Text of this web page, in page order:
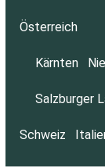
Österreich
Kärnten
Salzburger
Schweiz